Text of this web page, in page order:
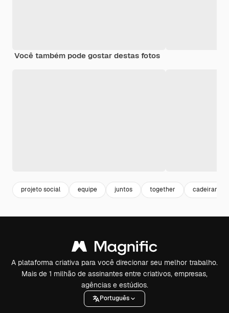
Você também pode gostar destas fotos
projeto social equipe juntos together cadeirante
A plataforma criativa para você direcionar seu melhor trabalho.
Mais de 1 milhão de assinantes entre criativos, empresas,
agências e estúdios.
Português